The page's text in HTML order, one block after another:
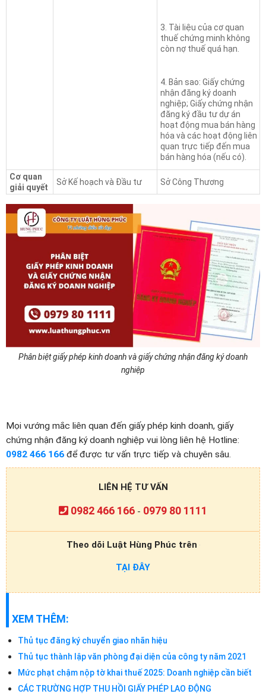
3. Tài liệu của cơ quan
thuế chứng minh không
còn nợ thuế quá hạn.
4. Bản sao: Giấy chứng
nhận đăng ký doanh
nghiệp; Giấy chứng nhận
đăng ký đầu tư dự án
hoạt động mua bán hàng
hóa và các hoạt động liên
quan trực tiếp đến mua
bán hàng hóa (nếu có).
Cơ quan
giải quyết
Sở Kế hoạch và Đầu tư Sở Công Thương
Phân biệt giấy phép kinh doanh và giấy chứng nhận đăng ký doanh
nghiệp
Mọi vướng mắc liên quan đến giấy phép kinh doanh, giấy
chứng nhận đăng ký doanh nghiệp vui lòng liên hệ Hotline:
0982 466 166 để được tư vấn trực tiếp và chuyên sâu.
LIÊN HỆ TƯ VẤN
0982 466 166 - 0979 80 1111
Theo dõi Luật Hùng Phúc trên
TẠI ĐÂY
XEM THÊM:
Thủ tục đăng ký chuyển giao nhãn hiệu
Thủ tục thành lập văn phòng đại diện của công ty năm 2021
Mức phạt chậm nộp tờ khai thuế 2025: Doanh nghiệp cần biết
CÁC TRƯỜNG HỢP THU HỒI GIẤY PHÉP LAO ĐỘNG